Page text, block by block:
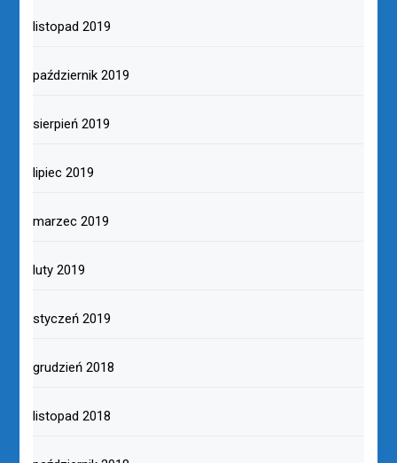
listopad 2019
październik 2019
sierpień 2019
lipiec 2019
marzec 2019
luty 2019
styczeń 2019
grudzień 2018
listopad 2018